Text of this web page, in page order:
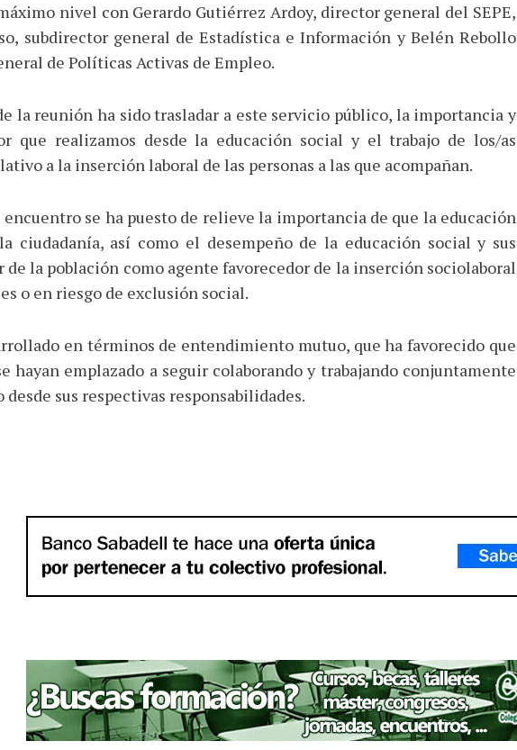
nivel con Gerardo Gutiérrez Ardoy, director general del SEPE,
subdirector general de Estadística e Información y Belén Rebollo
de Políticas Activas de Empleo.
la reunión ha sido trasladar a este servicio público, la importancia y
que realizamos desde la educación social y el trabajo de los/as
a la inserción laboral de las personas a las que acompañan.
se ha puesto de relieve la importancia de que la educación
ciudadanía, así como el desempeño de la educación social y sus
de la población como agente favorecedor de la inserción sociolaboral
o en riesgo de exclusión social.
en términos de entendimiento mutuo, que ha favorecido que
hayan emplazado a seguir colaborando y trabajando conjuntamente
sus respectivas responsabilidades.